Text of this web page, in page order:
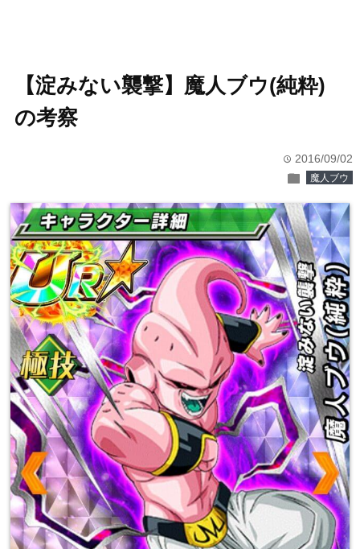
【淀みない襲撃】魔人ブウ(純粋)
の考察
time 2016/09/02
folder 魔人ブウ